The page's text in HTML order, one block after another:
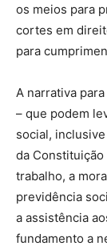
os meios para
cortes em
para
A narrativa
– que podem
social,
da Constituição
trabalho, a
previdência
a assistência
fundamento a